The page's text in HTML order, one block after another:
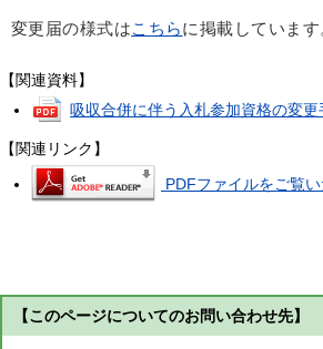
変更届の様式はこちらに掲載しています
【関連資料】
吸収合併に伴う入札参加資格の変更
【関連リンク】
PDFファイルをご覧
【このページについてのお問い合わせ先】